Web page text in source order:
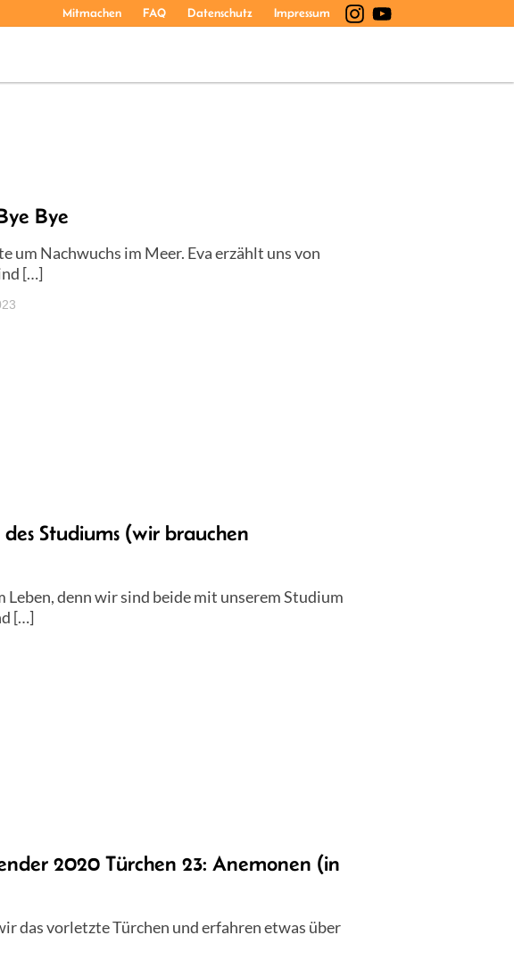
Mitmachen FAQ Datenschutz Impressum
Bye
um Nachwuchs im Meer. Eva erzählt uns von
[…]
Studiums (wir brauchen
Leben, denn wir sind beide mit unserem Studium
[…]
2020 Türchen 23: Anemonen (in
das vorletzte Türchen und erfahren etwas über